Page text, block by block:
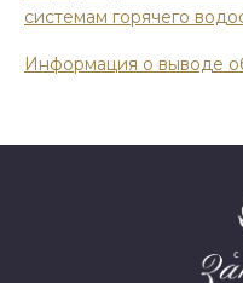
системам горячего
Информация о выводе